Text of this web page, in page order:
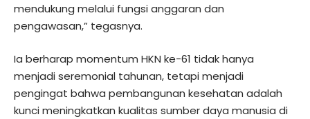
mendukung melalui fungsi anggaran dan
pengawasan,” tegasnya.
Ia berharap momentum HKN ke-61 tidak hanya
menjadi seremonial tahunan, tetapi menjadi
pengingat bahwa pembangunan kesehatan adalah
kunci meningkatkan kualitas sumber daya manusia di